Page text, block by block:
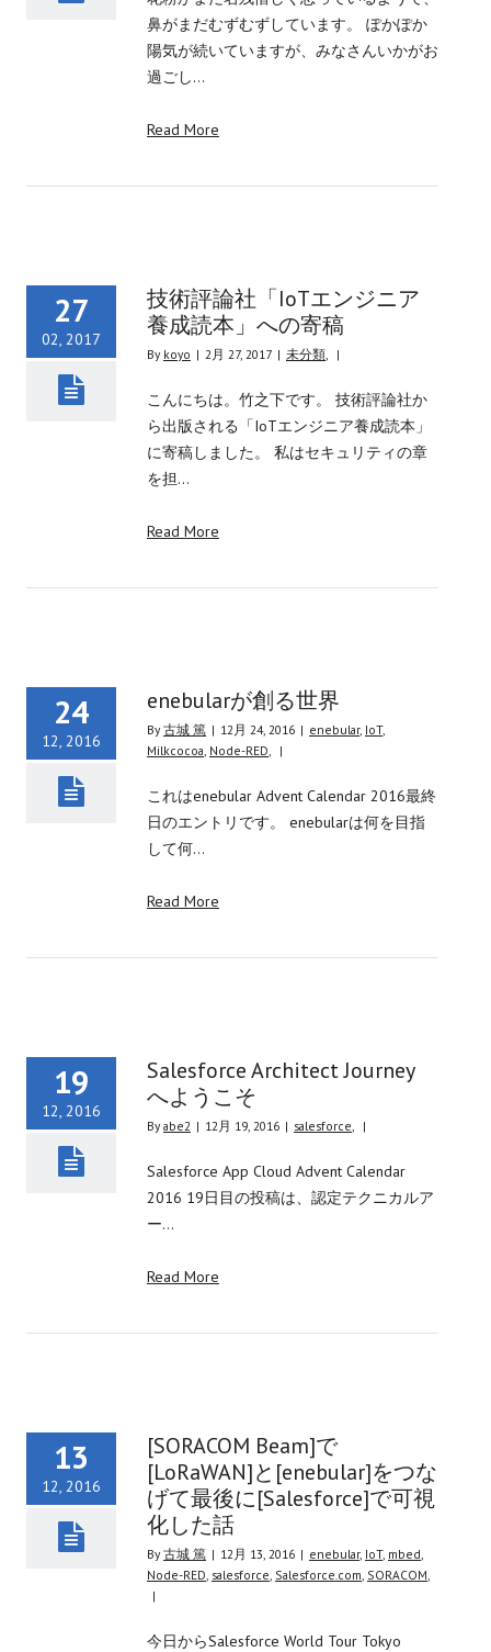
鼻がまだむずむずしています。 ぽかぽか
陽気が続いていますが、みなさんいかがお
過ごし…
Read More
27
02, 2017
技術評論社「IoTエンジニア
養成読本」への寄稿
By koyo | 2月 27, 2017 | 未分類, |
こんにちは。竹之下です。 技術評論社か
ら出版される「IoTエンジニア養成読本」
に寄稿しました。 私はセキュリティの章
を担…
Read More
24
12, 2016
enebularが創る世界
By 古城 篤 | 12月 24, 2016 | enebular, IoT,
Milkcocoa, Node-RED, |
これはenebular Advent Calendar 2016最終
日のエントリです。 enebularは何を目指
して何…
Read More
19
12, 2016
Salesforce Architect Journey
へようこそ
By abe2 | 12月 19, 2016 | salesforce, |
Salesforce App Cloud Advent Calendar
2016 19日目の投稿は、認定テクニカルア
ー…
Read More
13
12, 2016
[SORACOM Beam]で
[LoRaWAN]と[enebular]をつな
げて最後に[Salesforce]で可視
化した話
By 古城 篤 | 12月 13, 2016 | enebular, IoT, mbed,
Node-RED, salesforce, Salesforce.com, SORACOM,
|
今日からSalesforce World Tour Tokyo